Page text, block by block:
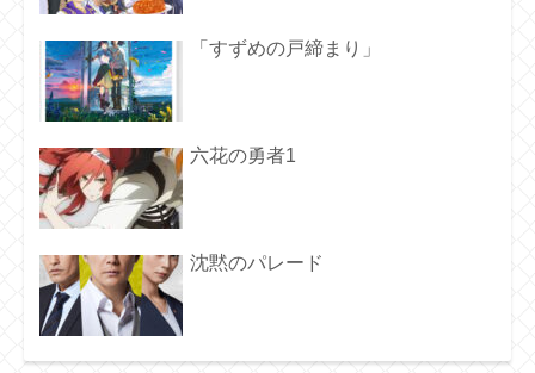
「すずめの戸締まり」
六花の勇者1
沈黙のパレード